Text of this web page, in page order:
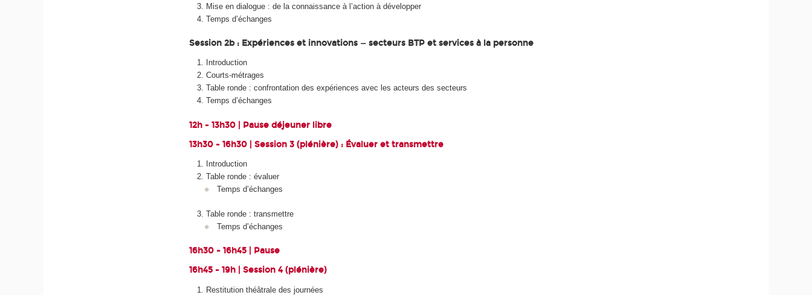
Mise en dialogue : de la connaissance à l’action à développer
Temps d’échanges
Session 2b : Expériences et innovations — secteurs BTP et services à la personne
Introduction
Courts-métrages
Table ronde : confrontation des expériences avec les acteurs des secteurs
Temps d’échanges
12h - 13h30 | Pause déjeuner libre
13h30 - 16h30 | Session 3 (plénière) : Évaluer et transmettre
Introduction
Table ronde : évaluer
Temps d’échanges
Table ronde : transmettre
Temps d’échanges
16h30 - 16h45 | Pause
16h45 - 19h | Session 4 (plénière)
Restitution théâtrale des journées